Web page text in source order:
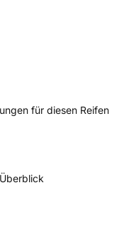
für diesen Reifen